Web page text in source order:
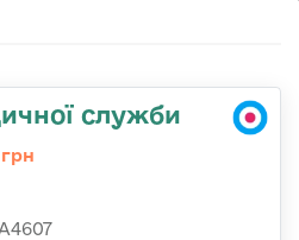
служби